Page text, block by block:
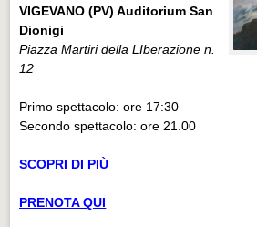
VIGEVANO (PV) Auditorium San
Dionigi
Piazza Martiri della LIberazione n.
12
Primo spettacolo: ore 17:30
Secondo spettacolo: ore 21.00
SCOPRI DI PIÙ
PRENOTA QUI